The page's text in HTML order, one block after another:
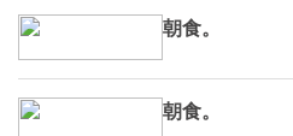
朝食。
朝食。